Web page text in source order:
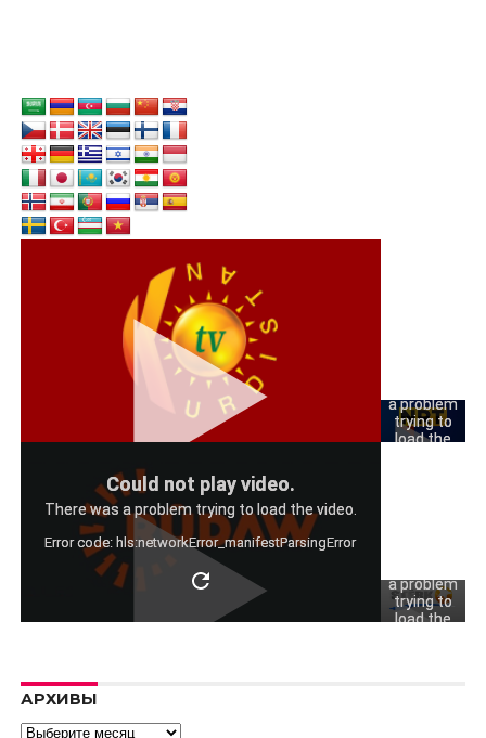
a problem
trying to
load the
Could not play video.
There was a problem trying to load the video.
Error code: hls:networkError_manifestParsingError
a problem
trying to
load the
АРХИВЫ
Архивы